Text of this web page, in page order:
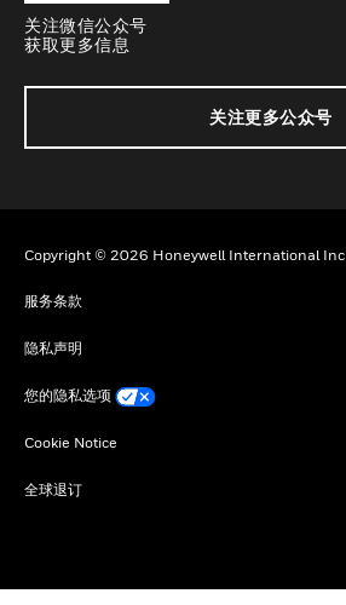
关注微信公众号
获取更多信息
关注更多公众号
Copyright © 2026 Honeywell International Inc
服务条款
隐私声明
您的隐私选项
Cookie Notice
全球退订